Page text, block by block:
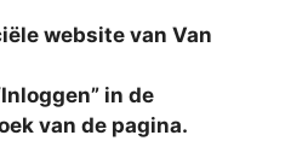
website van Van
in de
van de pagina.